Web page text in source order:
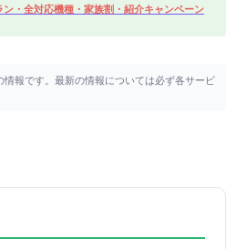
・全対応機種・家族割・紹介キャンペーン
報です。最新の情報については必ず各サービ